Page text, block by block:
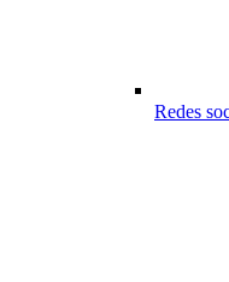
Redes